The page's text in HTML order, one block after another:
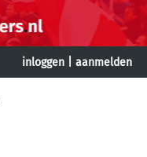
inloggen aanmelden